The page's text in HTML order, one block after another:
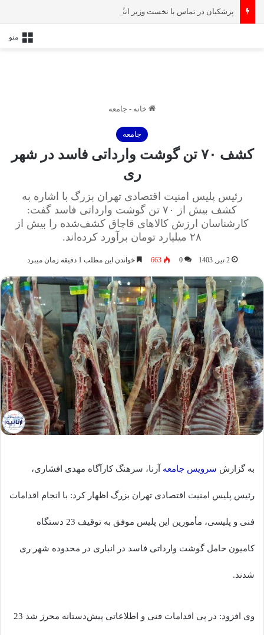
منو
خانه - جامعه
جامعه
کشف ۷۰ تن گوشت وارداتی فاسد در شهر
ری
رئیس پلیس امنیت اقتصادی تهران بزرگ با اشاره به
کشف بیش از ۷۰ تن گوشت وارداتی فاسد گفت:
کارشناسان ارزش کالاهای قاچاق کشف‌شده را بیش از
۲۸ میلیارد تومان برآورد کرده‌اند.
2 تیر, 1403 0
663 خواندن این مطلب 1 دقیقه زمان میبرد
به گزارش سرویس جامعه آرنا، سرهنگ کارآگاه مهدی افشاری،
رئیس پلیس امنیت اقتصادی تهران بزرگ اظهار کرد: با انجام اقدامات
فنی و پلیسی، مأمورین این پلیس موفق به توقیف 23 دستگاه
کامیون حامل گوشت وارداتی فاسد در انباری در محدوده شهر ری
شدند.
وی افزود: در پی اقدامات فنی و اطلاعاتی پیش‌دستانه محرز شد 23